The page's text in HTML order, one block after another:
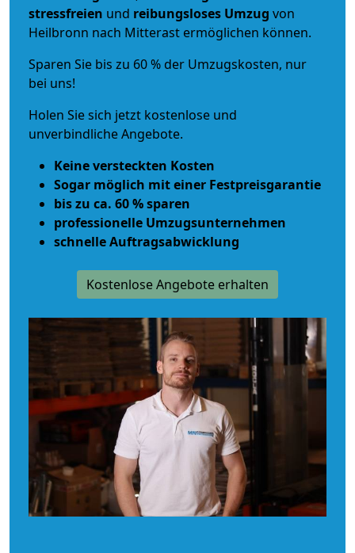
stressfreien und reibungsloses Umzug von
Heilbronn nach Mitterast ermöglichen können.
Sparen Sie bis zu 60 % der Umzugskosten, nur
bei uns!
Holen Sie sich jetzt kostenlose und
unverbindliche Angebote.
Keine versteckten Kosten
Sogar möglich mit einer Festpreisgarantie
bis zu ca. 60 % sparen
professionelle Umzugsunternehmen
schnelle Auftragsabwicklung
Kostenlose Angebote erhalten